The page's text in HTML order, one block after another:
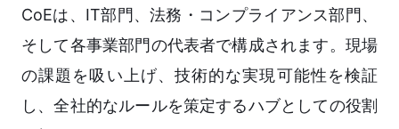
CoEは、IT部門、法務・コンプライアンス部門、
そして各事業部門の代表者で構成されます。現場
の課題を吸い上げ、技術的な実現可能性を検証
し、全社的なルールを策定するハブとしての役割